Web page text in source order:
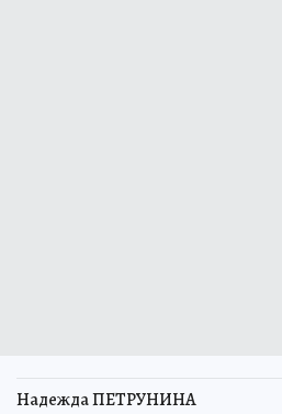
Надежда ПЕТРУНИНА